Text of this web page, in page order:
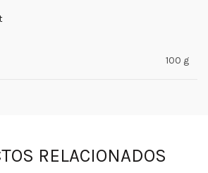
100 g
RELACIONADOS